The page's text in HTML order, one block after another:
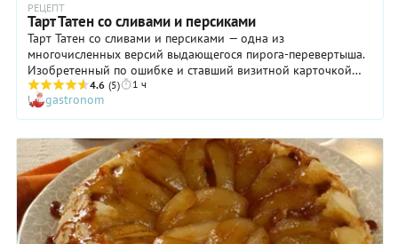
РЕЦЕПТ
Тарт Татен со сливами и персиками
Тарт Татен со сливами и персиками — одна из
многочисленных версий выдающегося пирога-перевертыша.
Изобретенный по ошибке и ставший визитной карточкой
всех французских кондитерских, он традиционно готовился
с карамелизованными яблоками, но спустя какое-то время
появились интерпретации — с грушами, нектаринами,
персиками и сливами. С любыми из перечисленных фруктов
выпечка получится сочной и ароматной, а вы
гарантированно останетесь довольны полученным
результатом! К тому же мы подготовили для вас очень
подробный пошаговый рецепт!
4.6 (5) 1 ч
gastronom